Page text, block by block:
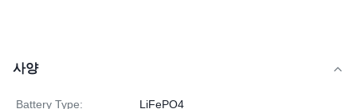
사양
Battery Type: LiFePO4